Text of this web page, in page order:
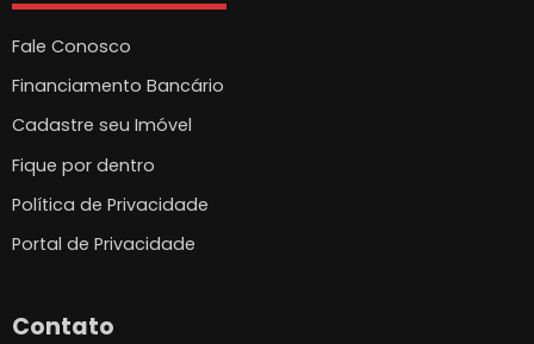
Fale Conosco
Financiamento Bancário
Cadastre seu Imóvel
Fique por dentro
Política de Privacidade
Portal de Privacidade
Contato